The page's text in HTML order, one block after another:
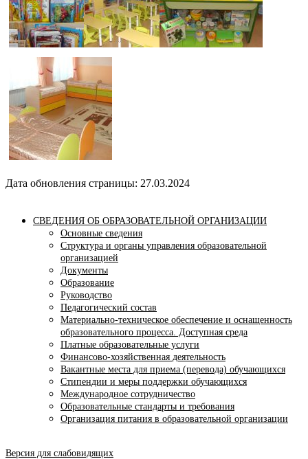
Дата обновления страницы: 27.03.2024
СВЕДЕНИЯ ОБ ОБРАЗОВАТЕЛЬНОЙ ОРГАНИЗАЦИИ
Основные сведения
Структура и органы управления образовательной
организацией
Документы
Образование
Руководство
Педагогический состав
Материально-техническое обеспечение и оснащенность
образовательного процесса. Доступная среда
Платные образовательные услуги
Финансово-хозяйственная деятельность
Вакантные места для приема (перевода) обучающихся
Стипендии и меры поддержки обучающихся
Международное сотрудничество
Образовательные стандарты и требования
Организация питания в образовательной организации
Версия для слабовидящих